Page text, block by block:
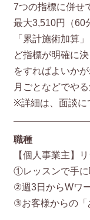
7つの指標に併せ
最大3,510円（60
「累計施術加算
ど指標が明確に
をすればよいか
月ごとなどでや
※詳細は、面談に
職種
【個人事業主】
①レッスンで手に
②週3日からWワ
③お客様からの「